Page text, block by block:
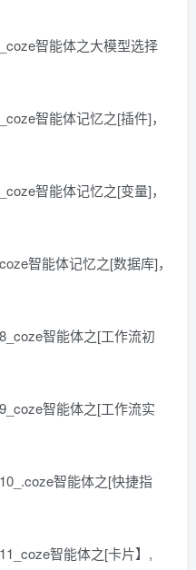
智能体之大模型选择
智能体记忆之[插件]，
智能体记忆之[变量]，
智能体记忆之[数据库]，
智能体之[工作流初
智能体之[工作流实
智能体之[快捷指
智能体之[卡片】,